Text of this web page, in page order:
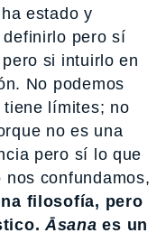
estado y
pero sí
si intuirlo en
No podemos
tiene límites; no
no es una
pero sí lo que
confundamos,
filosofía, pero
Āsana es un